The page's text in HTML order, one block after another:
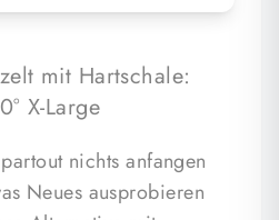
mit Hartschale:
X-Large
nichts anfangen
Neues ausprobieren